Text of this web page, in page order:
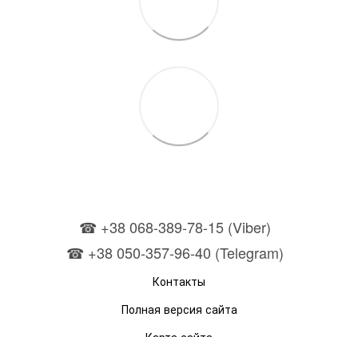
☎ +38 068-389-78-15 (Viber)
☎ +38 050-357-96-40 (Telegram)
Контакты
Полная версия сайта